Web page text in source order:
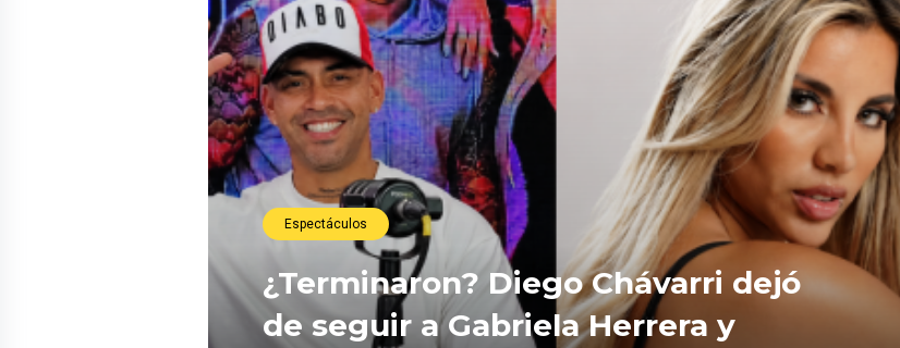
Espectáculos
¿Terminaron? Diego Chávarri dejó
de seguir a Gabriela Herrera y